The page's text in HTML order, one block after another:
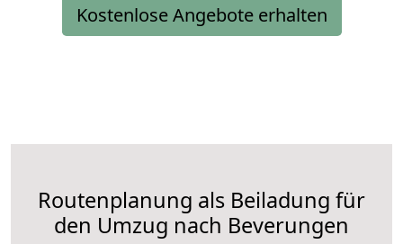
Kostenlose Angebote erhalten
Routenplanung als Beiladung für
den Umzug nach Beverungen